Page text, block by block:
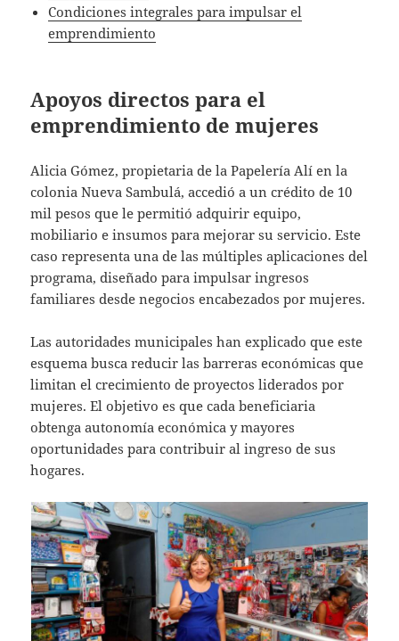
Condiciones integrales para impulsar el
emprendimiento
Apoyos directos para el
emprendimiento de mujeres
Alicia Gómez, propietaria de la Papelería Alí en la
colonia Nueva Sambulá, accedió a un crédito de 10
mil pesos que le permitió adquirir equipo,
mobiliario e insumos para mejorar su servicio. Este
caso representa una de las múltiples aplicaciones del
programa, diseñado para impulsar ingresos
familiares desde negocios encabezados por mujeres.
Las autoridades municipales han explicado que este
esquema busca reducir las barreras económicas que
limitan el crecimiento de proyectos liderados por
mujeres. El objetivo es que cada beneficiaria
obtenga autonomía económica y mayores
oportunidades para contribuir al ingreso de sus
hogares.